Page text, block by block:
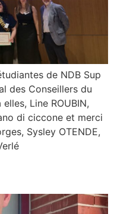
de NDB Sup
des Conseillers du
Line ROUBIN,
di ciccone et merci
Sysley OTENDE,